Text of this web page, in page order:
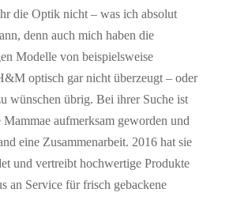
die Optik nicht – was ich absolut
denn auch mich haben die
Modelle von beispielsweise
optisch gar nicht überzeugt – oder
wünschen übrig. Bei ihrer Suche ist
aufmerksam geworden und
eine Zusammenarbeit. 2016 hat sie
und vertreibt hochwertige Produkte
an Service für frisch gebackene